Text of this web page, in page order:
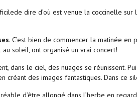
dire d’où est venue la coccinelle sur
. C’est bien de commencer la matinée en
soleil, ont organisé un vrai concert!
dans le ciel, des nuages se réunissent.
créant des images fantastiques. Dans ce
d’être allongé dans l’herbe en